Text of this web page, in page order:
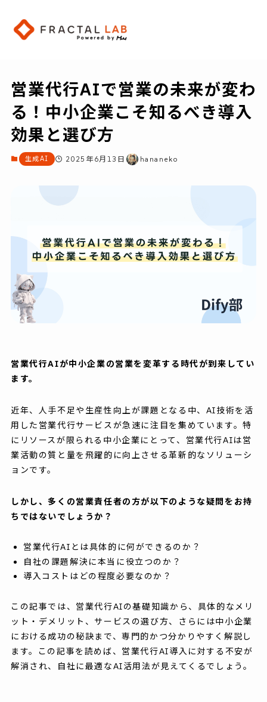
営業代行AIで営業の未来が変わ
る！中小企業こそ知るべき導入
効果と選び方
生成AI 2025年6月13日 hananeko
営業代行AIが中小企業の営業を変革する時代が到来してい
ます。
近年、人手不足や生産性向上が課題となる中、AI技術を活
用した営業代行サービスが急速に注目を集めています。特
にリソースが限られる中小企業にとって、営業代行AIは営
業活動の質と量を飛躍的に向上させる革新的なソリューシ
ョンです。
しかし、多くの営業責任者の方が以下のような疑問をお持
ちではないでしょうか？
営業代行AIとは具体的に何ができるのか？
自社の課題解決に本当に役立つのか？
導入コストはどの程度必要なのか？
この記事では、営業代行AIの基礎知識から、具体的なメリ
ット・デメリット、サービスの選び方、さらには中小企業
における成功の秘訣まで、専門的かつ分かりやすく解説し
ます。この記事を読めば、営業代行AI導入に対する不安が
解消され、自社に最適なAI活用法が見えてくるでしょう。